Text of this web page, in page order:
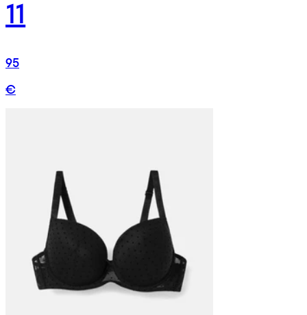
11
95
€